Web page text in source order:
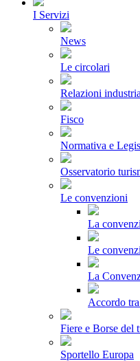
I Servizi
News
Le circolari
Relazioni
Fisco
Normativa e
Osservatorio
Le convenzioni
La
Le
La
Accordo
Fiere e Borse del
Sportello Europa